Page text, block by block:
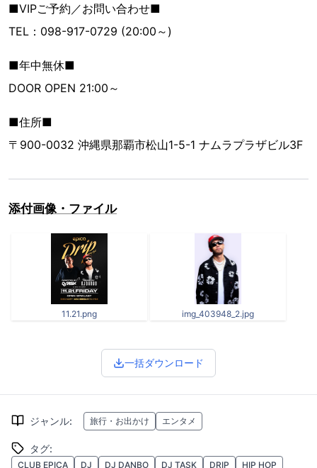
■VIPご予約／お問い合わせ■
TEL：098-917-0729 (20:00～)
■年中無休■
DOOR OPEN 21:00～
■住所■
〒900-0032 沖縄県那覇市松山1-5-1 ナムラプラザビル3F
添付画像・ファイル
11.21.png img_403948_2.jpg
一括ダウンロード
ジャンル: 旅行・お出かけ エンタメ
タグ:
CLUB EPICA DJ DJ DANBO DJ TASK DRIP
HIP HOP